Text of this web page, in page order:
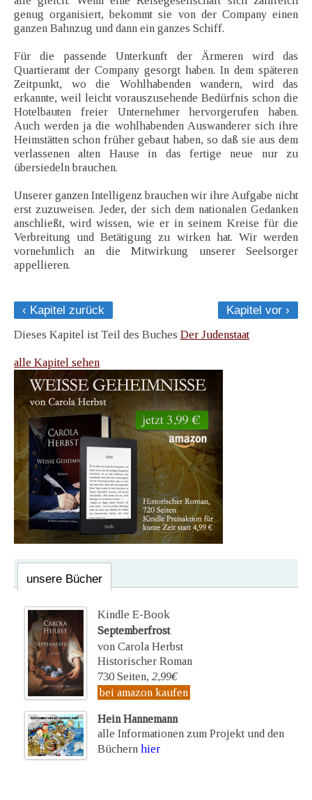
genug organisiert, bekommt sie von der Company einen
ganzen Bahnzug und dann ein ganzes Schiff.
Für die passende Unterkunft der Ärmeren wird das
Quartieramt der Company gesorgt haben. In dem späteren
Zeitpunkt, wo die Wohlhabenden wandern, wird das
erkannte, weil leicht vorauszusehende Bedürfnis schon die
Hotelbauten freier Unternehmer hervorgerufen haben.
Auch werden ja die wohlhabenden Auswanderer sich ihre
Heimstätten schon früher gebaut haben, so daß sie aus dem
verlassenen alten Hause in das fertige neue nur zu
übersiedeln brauchen.
Unserer ganzen Intelligenz brauchen wir ihre Aufgabe nicht
erst zuzuweisen. Jeder, der sich dem nationalen Gedanken
anschließt, wird wissen, wie er in seinem Kreise für die
Verbreitung und Betätigung zu wirken hat. Wir werden
vornehmlich an die Mitwirkung unserer Seelsorger
appellieren.
‹ Kapitel zurück
Kapitel vor ›
Dieses Kapitel ist Teil des Buches Der Judenstaat
alle Kapitel sehen
unsere Bücher
Kindle E-Book
Septemberfrost
von Carola Herbst
Historischer Roman
730 Seiten, 2,99€
bei amazon kaufen
Hein Hannemann
alle Informationen zum Projekt und den
Büchern hier